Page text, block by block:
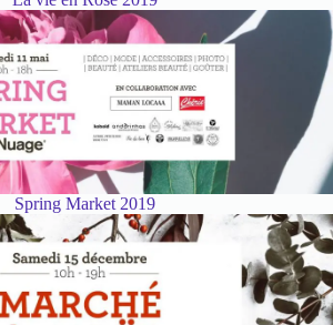
Spring Market 2019